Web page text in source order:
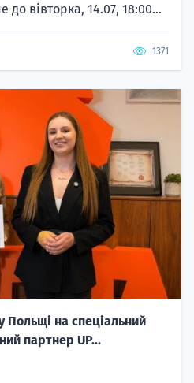
до вівторка, 14.07, 18:00...
1371
Польщі на спеціальний
партнер UP...